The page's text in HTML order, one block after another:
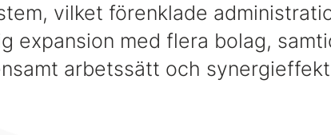
vilket förenklade
expansion med flera bolag,
arbetssätt och